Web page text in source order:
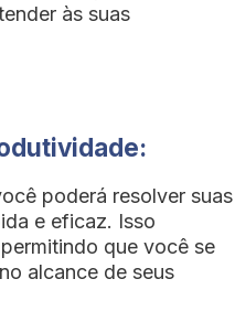
às suas
poderá resolver suas
e eficaz. Isso
que você se
alcance de seus